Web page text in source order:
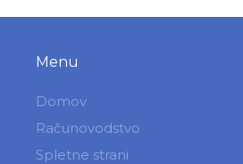
Menu
Domov
Računovodstvo
Spletne strani